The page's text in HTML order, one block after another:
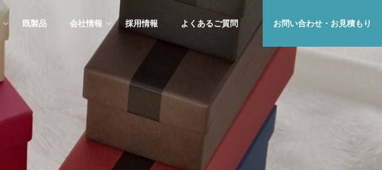
既製品 会社情報 採用情報 よくあるご質問 お問い合わせ・お見積もり